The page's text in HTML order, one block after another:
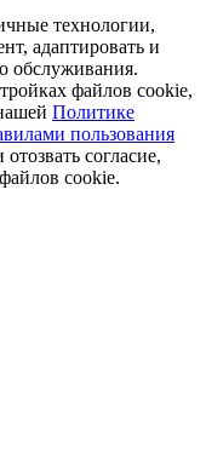
технологии,
адаптировать и
обслуживания.
файлов cookie,
Политике
пользования
согласие,
cookie.